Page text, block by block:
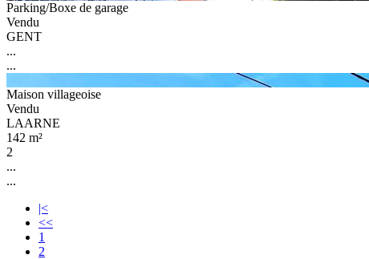
Parking/Boxe de garage
Vendu
GENT
...
...
Maison villageoise
Vendu
LAARNE
142 m²
2
...
...
|<
<<
1
2